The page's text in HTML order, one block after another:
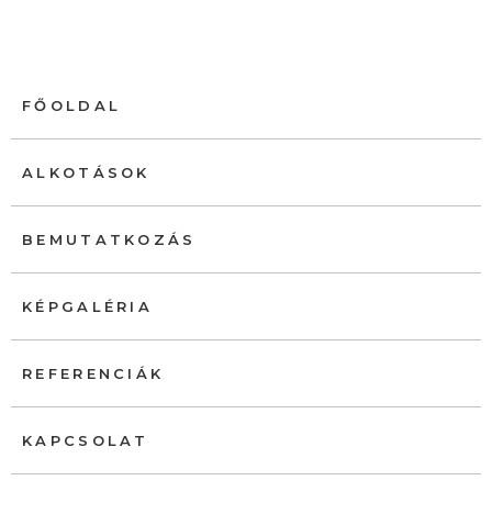
FŐOLDAL
ALKOTÁSOK
BEMUTATKOZÁS
KÉPGALÉRIA
REFERENCIÁK
KAPCSOLAT